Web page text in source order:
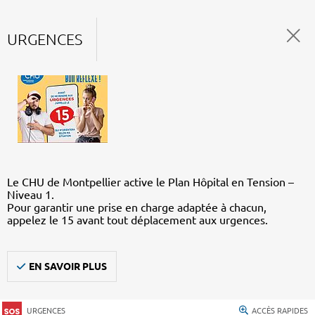
URGENCES
Le CHU de Montpellier active le Plan Hôpital en Tension –
Niveau 1.
Pour garantir une prise en charge adaptée à chacun,
appelez le 15 avant tout déplacement aux urgences.
EN SAVOIR PLUS
URGENCES ACCÈS RAPIDES